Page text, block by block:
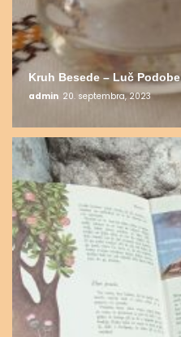
Kruh Besede – Luč Podobe
admin 20. septembra, 2023